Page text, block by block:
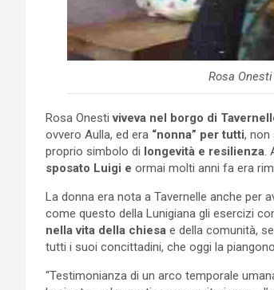
Rosa
Rosa Onestiviveva nel borgo di
ovvero Aulla, ed era “nonna” per tutti, non
proprio simbolo di longevità e resilienza
sposato Luigi e ormai molti anni fa era
La donna era nota a Tavernelle anche per
come questo della Lunigiana gli esercizi
nella vita della chiesa e della comunità,
tutti i suoi concittadini, che oggi la piangono.
“Testimonianza di un arco temporale